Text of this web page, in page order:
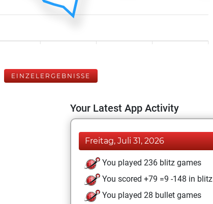
EINZELERGEBNISSE
Your Latest App Activity
Freitag, Juli 31, 2026
You played 236 blitz games
You scored +79 =9 -148 in blitz
You played 28 bullet games